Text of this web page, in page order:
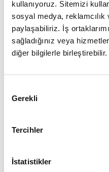
kullanıyoruz. Sitemizi
sosyal medya, reklamcılık
paylaşabiliriz. İş
sağladığınız veya
diğer bilgilerle birleştirebilir.
Seçimi
Gerekli
Tercihler
İstatistikler
Şifrenizi mi unuttunuz ?